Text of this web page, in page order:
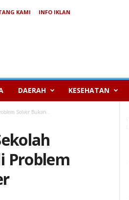
KAMI
INFO IKLAN
DAERAH KESEHATAN
Solver Bukan...
Problem